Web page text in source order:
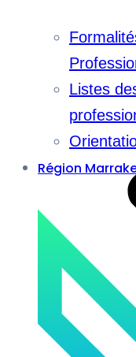
Listes
Région